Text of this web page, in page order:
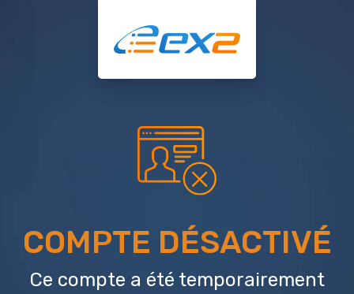
COMPTE DÉSACTIVÉ
Ce compte a été temporairement